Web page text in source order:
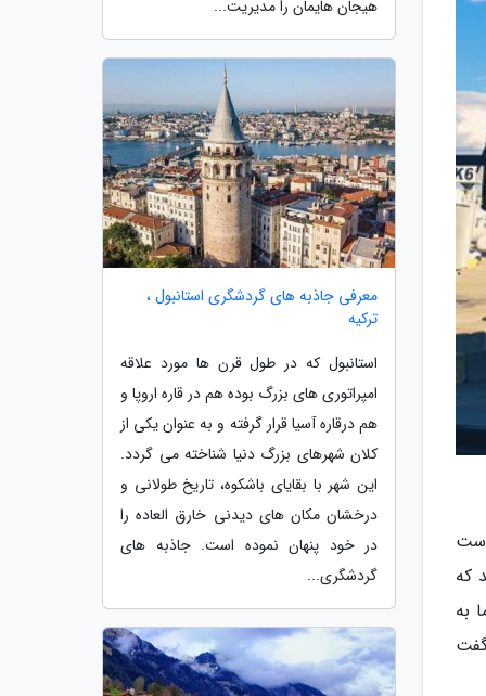
که
به
هیجان هایمان را مدیریت...
معرفی جاذبه های گردشگری استانبول ،
ترکیه
استانبول که در طول قرن ها مورد علاقه
امپراتوری های بزرگ بوده هم در قاره اروپا و
هم درقاره آسیا قرار گرفته و به عنوان یکی از
کلان شهرهای بزرگ دنیا شناخته می گردد.
این شهر با بقایای باشکوه، تاریخ طولانی و
درخشان مکان های دیدنی خارق العاده را
در خود پنهان نموده است. جاذبه های
گردشگری...